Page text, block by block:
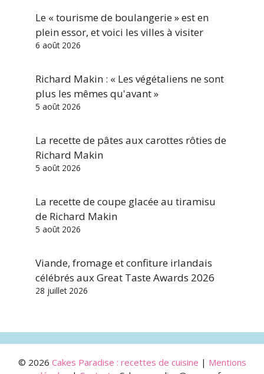
Le « tourisme de boulangerie » est en
plein essor, et voici les villes à visiter
6 août 2026
Richard Makin : « Les végétaliens ne sont
plus les mêmes qu'avant »
5 août 2026
La recette de pâtes aux carottes rôties de
Richard Makin
5 août 2026
La recette de coupe glacée au tiramisu
de Richard Makin
5 août 2026
Viande, fromage et confiture irlandais
célébrés aux Great Taste Awards 2026
28 juillet 2026
© 2026 Cakes Paradise : recettes de cuisine | Mentions